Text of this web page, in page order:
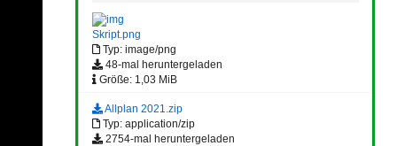
Skript.png
Typ: image/png
48-mal heruntergeladen
Größe: 1,03 MiB
Allplan 2021.zip
Typ: application/zip
2754-mal heruntergeladen